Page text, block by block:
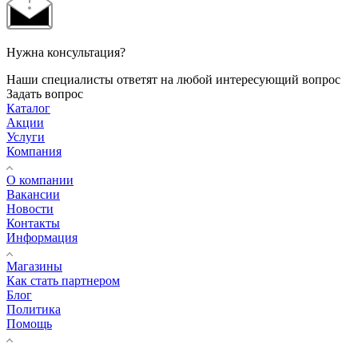
Нужна консультация?
Наши специалисты ответят на любой интересующий вопрос
Задать вопрос
Каталог
Акции
Услуги
Компания
О компании
Вакансии
Новости
Контакты
Информация
Магазины
Как стать партнером
Блог
Политика
Помощь